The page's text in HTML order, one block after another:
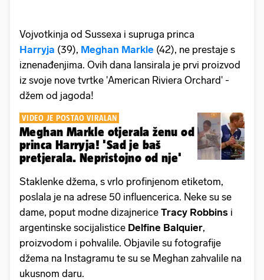
Vojvotkinja od Sussexa i supruga princa
Harryja (39), Meghan Markle (42), ne prestaje s
iznenađenjima. Ovih dana lansirala je prvi proizvod
iz svoje nove tvrtke 'American Riviera Orchard' -
džem od jagoda!
VIDEO JE POSTAO VIRALAN
Meghan Markle otjerala ženu od
princa Harryja! 'Sad je baš
pretjerala. Nepristojno od nje'
Staklenke džema, s vrlo profinjenom etiketom,
poslala je na adrese 50 influencerica. Neke su se
dame, poput modne dizajnerice Tracy Robbins i
argentinske socijalistice Delfine Balquier,
proizvodom i pohvalile. Objavile su fotografije
džema na Instagramu te su se Meghan zahvalile na
ukusnom daru.